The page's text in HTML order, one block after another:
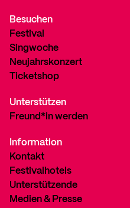
Besuchen
Festival
Singwoche
Neujahrskonzert
Ticketshop
Unterstützen
Freund*in werden
Information
Kontakt
Festivalhotels
Unterstützende
Medien & Presse